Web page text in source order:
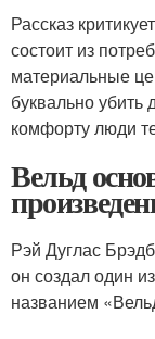
Рассказ
состоит из
материальные
буквально убить
комфорту люди
Вельд
Рэй Дуглас
он создал один
названием